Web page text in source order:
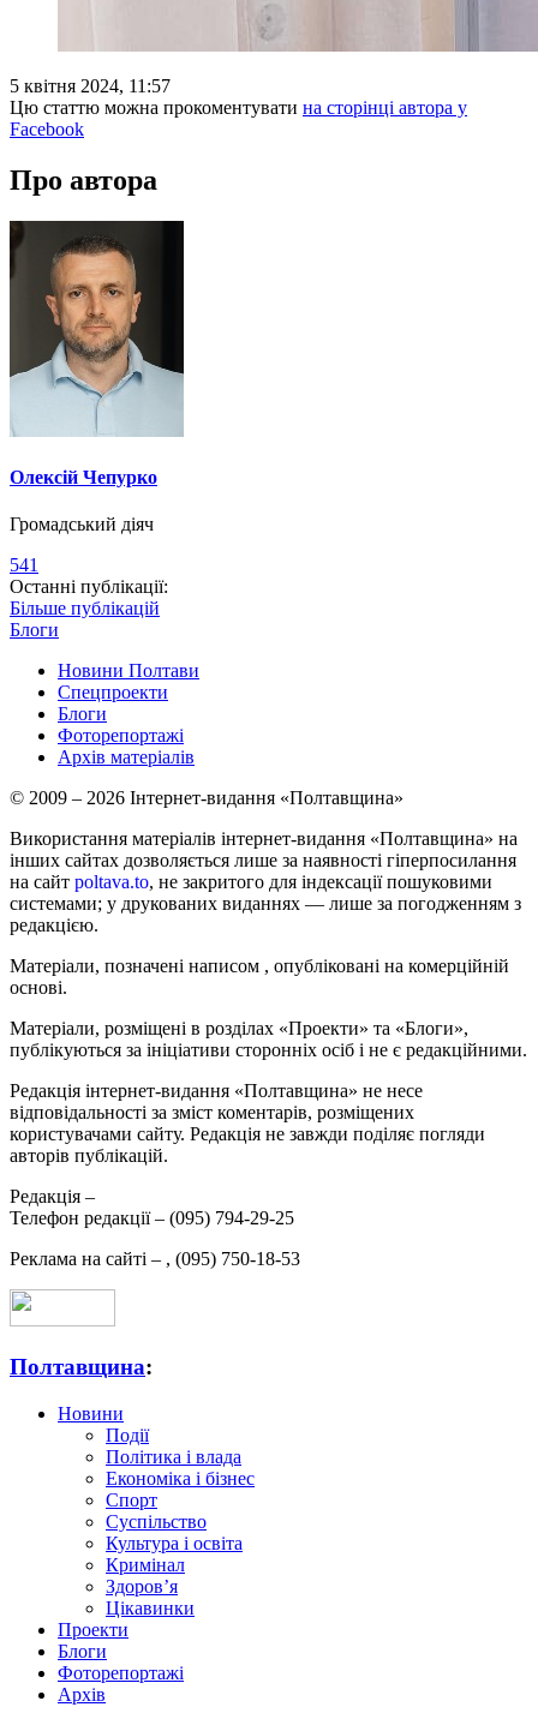
5 квітня 2024, 11:57
Цю статтю можна прокоментувати на сторінці автора у
Facebook
Про автора
Олексій Чепурко
Громадський діяч
541
Останні публікації:
Більше публікацій
Блоги
Новини Полтави
Спецпроекти
Блоги
Фоторепортажі
Архів матеріалів
© 2009 – 2026 Інтернет-видання «Полтавщина»
Використання матеріалів інтернет-видання «Полтавщина» на
інших сайтах дозволяється лише за наявності гіперпосилання
на сайт poltava.to, не закритого для індексації пошуковими
системами; у друкованих виданнях — лише за погодженням з
редакцією.
Матеріали, позначені написом , опубліковані на комерційній
основі.
Матеріали, розміщені в розділах «Проекти» та «Блоги»,
публікуються за ініціативи сторонніх осіб і не є редакційними.
Редакція інтернет-видання «Полтавщина» не несе
відповідальності за зміст коментарів, розміщених
користувачами сайту. Редакція не завжди поділяє погляди
авторів публікацій.
Редакція –
Телефон редакції – (095) 794-29-25
Реклама на сайті – , (095) 750-18-53
Полтавщина:
Новини
Події
Політика і влада
Економіка і бізнес
Спорт
Суспільство
Культура і освіта
Кримінал
Здоров’я
Цікавинки
Проекти
Блоги
Фоторепортажі
Архів